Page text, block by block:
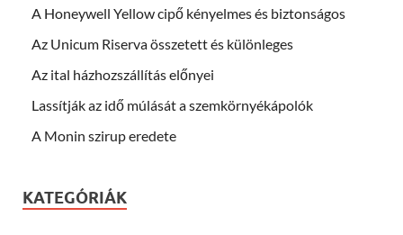
A Honeywell Yellow cipő kényelmes és biztonságos
Az Unicum Riserva összetett és különleges
Az ital házhozszállítás előnyei
Lassítják az idő múlását a szemkörnyékápolók
A Monin szirup eredete
KATEGÓRIÁK